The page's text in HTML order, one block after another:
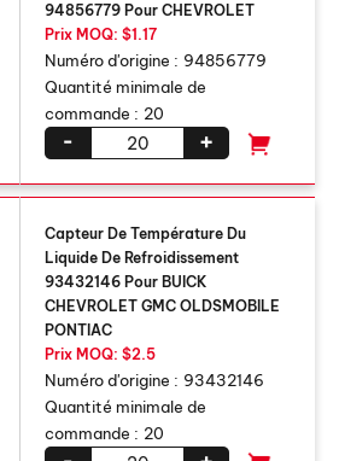
94856779 Pour CHEVROLET
Prix ​​MOQ: $1.17
Numéro d'origine : 94856779
Quantité minimale de
commande : 20
+
-
Capteur De Température Du
Liquide De Refroidissement
93432146 Pour BUICK
CHEVROLET GMC OLDSMOBILE
PONTIAC
Prix ​​MOQ: $2.5
Numéro d'origine : 93432146
Quantité minimale de
commande : 20